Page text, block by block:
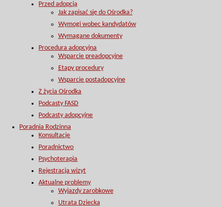
Przed adopcją
Jak zapisać się do Ośrodka?
Wymogi wobec kandydatów
Wymagane dokumenty
Procedura adopcyjna
Wsparcie preadopcyjne
Etapy procedury
Wsparcie postadopcyjne
Z życia Ośrodka
Podcasty FASD
Podcasty adopcyjne
Poradnia Rodzinna
Konsultacje
Poradnictwo
Psychoterapia
Rejestracja wizyt
Aktualne problemy
Wyjazdy zarobkowe
Utrata Dziecka